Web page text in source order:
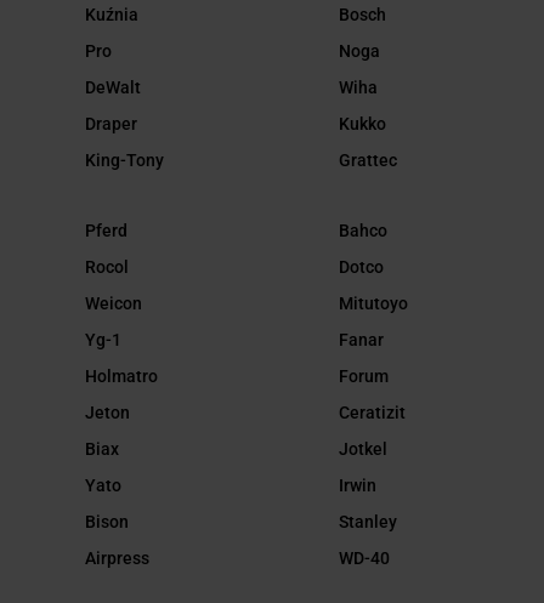
Kuźnia
Pro
DeWalt
Draper
King-Tony
Bosch
Noga
Wiha
Kukko
Grattec
Pferd
Rocol
Weicon
Yg-1
Holmatro
Jeton
Biax
Yato
Bison
Airpress
Bahco
Dotco
Mitutoyo
Fanar
Forum
Ceratizit
Jotkel
Irwin
Stanley
WD-40